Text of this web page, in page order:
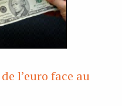
l’euro face au